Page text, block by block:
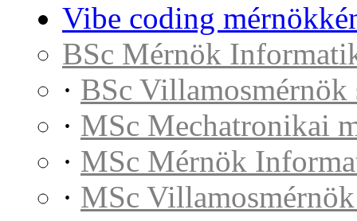
Vibe coding
BSc Mérnök
· BSc Villamosmérnök
· MSc Mechatronikai
· MSc Mérnök
· MSc